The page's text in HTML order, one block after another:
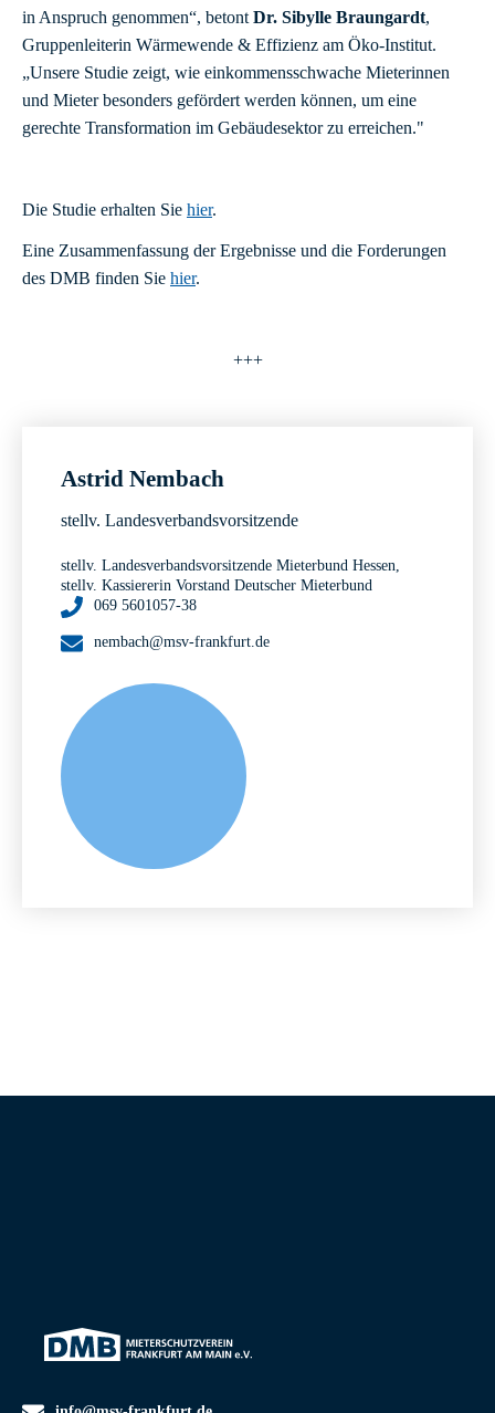
in Anspruch genommen“, betont Dr. Sibylle Braungardt,
Gruppenleiterin Wärmewende & Effizienz am Öko-Institut.
„Unsere Studie zeigt, wie einkommensschwache Mieterinnen
und Mieter besonders gefördert werden können, um eine
gerechte Transformation im Gebäudesektor zu erreichen."
Die Studie erhalten Sie hier.
Eine Zusammenfassung der Ergebnisse und die Forderungen
des DMB finden Sie hier.
+++
Astrid Nembach
stellv. Landesverbandsvorsitzende
stellv. Landesverbandsvorsitzende Mieterbund Hessen,
stellv. Kassiererin Vorstand Deutscher Mieterbund
069 5601057-38
nembach@msv-frankfurt.de